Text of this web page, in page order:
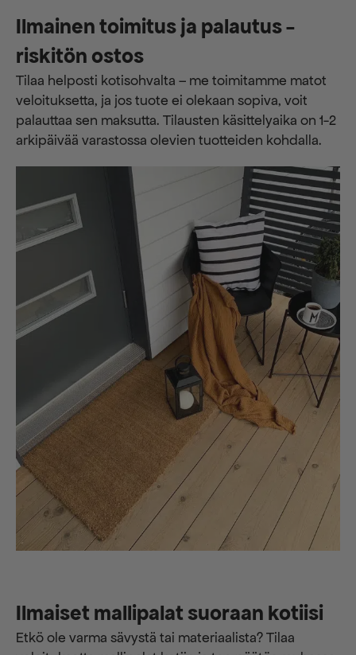
Ilmainen toimitus ja palautus -
riskitön ostos
Tilaa helposti kotisohvalta – me toimitamme matot
veloituksetta, ja jos tuote ei olekaan sopiva, voit
palauttaa sen maksutta. ​​Tilausten käsittelyaika on 1-2
arkipäivää varastossa olevien tuotteiden kohdalla.
Ilmaiset mallipalat suoraan kotiisi
Etkö ole varma sävystä tai materiaalista? Tilaa